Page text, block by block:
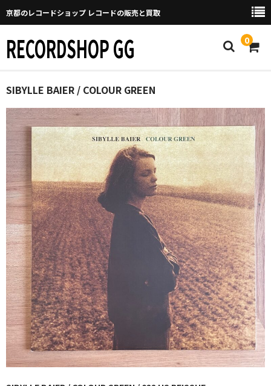
京都のレコードショップ レコードの販売と買取
RECORDSHOP GG 0
Home
マイページ
GGについて
買取について
取り置きなどについて
Categories
New Arrivals
新譜
GG RECORD （当店のレーベル）
全商品
JAZZ-US
BLUE NOTE
SIBYLLE BAIER / COLOUR GREEN